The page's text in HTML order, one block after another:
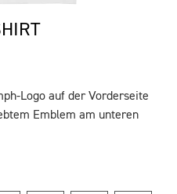
Logo auf der Vorderseite
Emblem am unteren